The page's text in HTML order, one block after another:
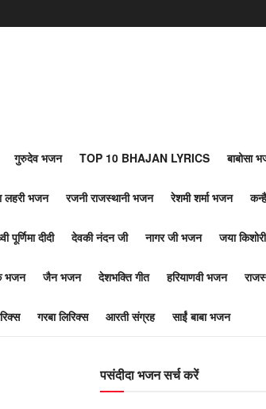
गुरुदेव भजन TOP 10 BHAJAN LYRICS बाबोसा
लहरी भजन रजनी राजस्थानी भजन रेशमी शर्मा भजन
पूर्णिमा दीदी देवकी नंदन जी नागर जी भजन जया
भजन जैन भजन देशभक्ति गीत हरियाणवी भजन
गरबा लिरिक्स आरती संग्रह साईं बाबा भजन
पसंदीदा भजन सर्च करें